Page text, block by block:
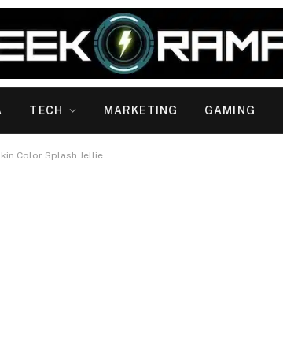
TECH MARKETING GAMING
Color Splash Jellie